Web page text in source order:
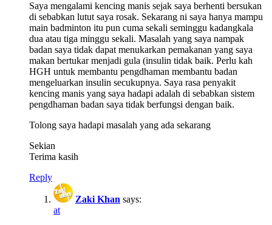
Saya mengalami kencing manis sejak saya berhenti bersukan
di sebabkan lutut saya rosak. Sekarang ni saya hanya mampu
main badminton itu pun cuma sekali seminggu kadangkala
dua atau tiga minggu sekali. Masalah yang saya nampak
badan saya tidak dapat menukarkan pemakanan yang saya
makan bertukar menjadi gula (insulin tidak baik. Perlu kah
HGH untuk membantu pengdhaman membantu badan
mengeluarkan insulin secukupnya. Saya rasa penyakit
kencing manis yang saya hadapi adalah di sebabkan sistem
pengdhaman badan saya tidak berfungsi dengan baik.
Tolong saya hadapi masalah yang ada sekarang
Sekian
Terima kasih
Reply
Zaki Khan says:
at